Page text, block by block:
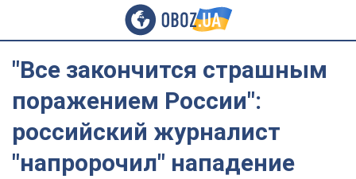
"Все закончится страшным
поражением России":
российский журналист
"напророчил" нападение